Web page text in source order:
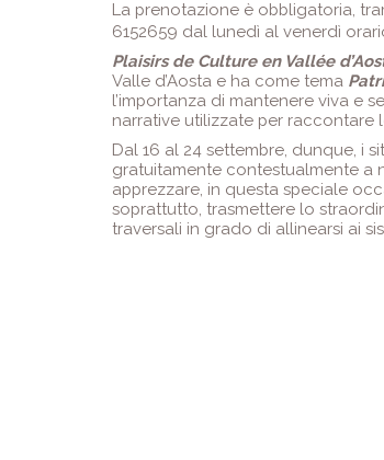
La prenotazione è obbligatoria,
6152659 dal lunedì al venerdì
Plaisirs de Culture en Vallée
Valle d’Aosta e ha come tema
l’importanza di mantenere viva e
narrative utilizzate per raccontare
Dal 16 al 24 settembre, dunque, i
gratuitamente contestualmente a
apprezzare, in questa speciale
soprattutto, trasmettere lo
traversali in grado di allinearsi ai